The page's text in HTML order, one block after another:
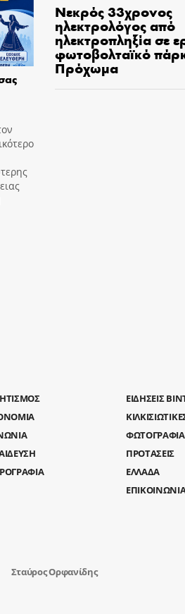
Νεκρός 33χρονος
ηλεκτρολόγος από
ηλεκτροπληξία σε
φωτοβολταϊκό
Πρόχωμα
ΕΙΔΗΣΕΙΣ
ΠΡΟΤΑΣΕΙΣ
ΕΛΛΑΔΑ
Σταύρος Ορφανίδης